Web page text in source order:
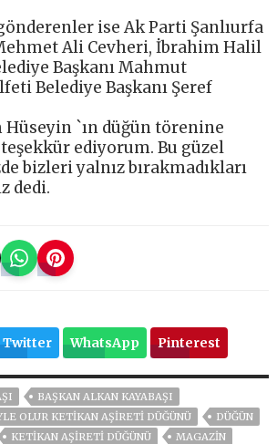
ise Ak Parti Şanlıurfa
Ali Cevheri, İbrahim Halil
Başkanı Mahmut
Belediye Başkanı Şeref
Hüseyin `ın düğün törenine
ediyorum. Bu güzel
bizleri yalnız bırakmadıkları
dedi.
Twitter WhatsApp Pinterest
BAŞKAN ALKAN KAYABAŞI
OLUR KETIKAN AŞIRETI DÜĞÜNÜ
DÜĞÜN
KETIKAN AŞIRETI DÜĞÜNÜ
MAGAZİN